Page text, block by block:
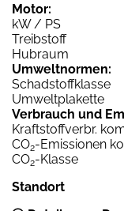
Motor:
kW / PS
Treibstoff
Hubraum
Umweltnormen:
Schadstoffklasse
Umweltplakette
Verbrauch und
Kraftstoffverbr.
CO2-Emissionen
CO2-Klasse
Standort